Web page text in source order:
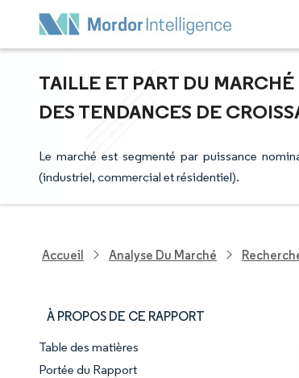
TAILLE ET PART DU
DES TENDANCES DE
Le marché est segmenté par puissance
(industriel, commercial et résidentiel).
Accueil Analyse Du Marché
À PROPOS DE CE RAPPORT
Aperçu du marché
Table des matières
Portée du Rapport